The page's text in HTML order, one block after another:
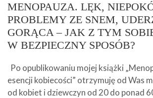
MENOPAUZA. LĘK,
PROBLEMY ZE SNEM,
GORĄCA – JAK Z TYM
W BEZPIECZNY SPOSÓB?
Po opublikowaniu mojej książki
esencji kobiecości” otrzymuję od Was
od kobiet i dziewczyn od 20 do ponad